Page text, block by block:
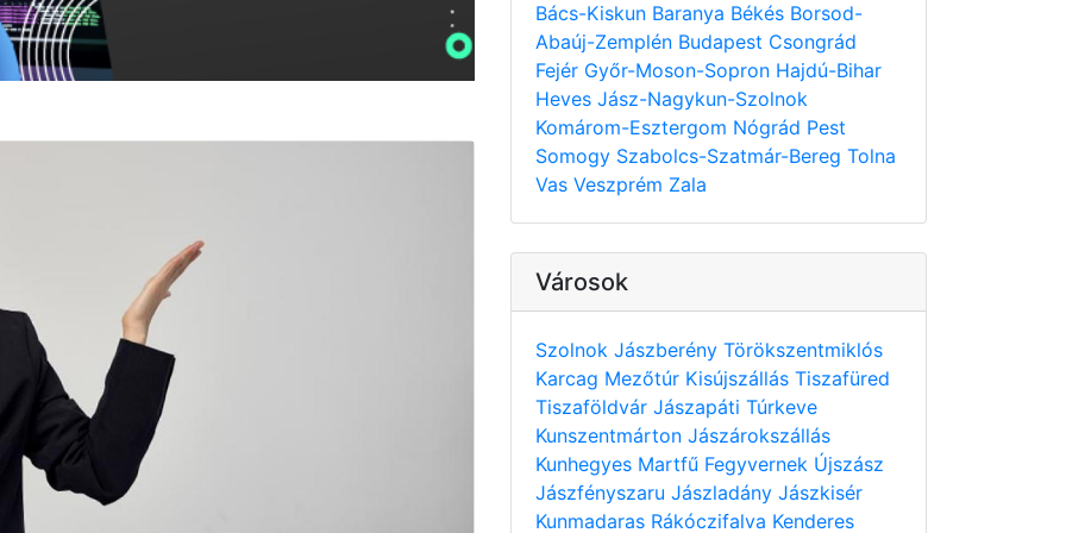
Bács-Kiskun Baranya Békés Borsod-
Abaúj-Zemplén Budapest Csongrád
Fejér Győr-Moson-Sopron Hajdú-Bihar
Heves Jász-Nagykun-Szolnok
Komárom-Esztergom Nógrád Pest
Somogy Szabolcs-Szatmár-Bereg Tolna
Vas Veszprém Zala
Városok
Szolnok Jászberény Törökszentmiklós
Karcag Mezőtúr Kisújszállás Tiszafüred
Tiszaföldvár Jászapáti Túrkeve
Kunszentmárton Jászárokszállás
Kunhegyes Martfű Fegyvernek Újszász
Jászfényszaru Jászladány Jászkisér
Kunmadaras Rákóczifalva Kenderes